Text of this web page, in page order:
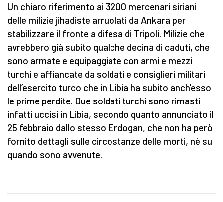
Un chiaro riferimento ai 3200 mercenari siriani
delle milizie jihadiste arruolati da Ankara per
stabilizzare il fronte a difesa di Tripoli. Milizie che
avrebbero già subito qualche decina di caduti, che
sono armate e equipaggiate con armi e mezzi
turchi e affiancate da soldati e consiglieri militari
dell’esercito turco che in Libia ha subito anch'esso
le prime perdite. Due soldati turchi sono rimasti
infatti uccisi in Libia, secondo quanto annunciato il
25 febbraio dallo stesso Erdogan, che non ha però
fornito dettagli sulle circostanze delle morti, né su
quando sono avvenute.